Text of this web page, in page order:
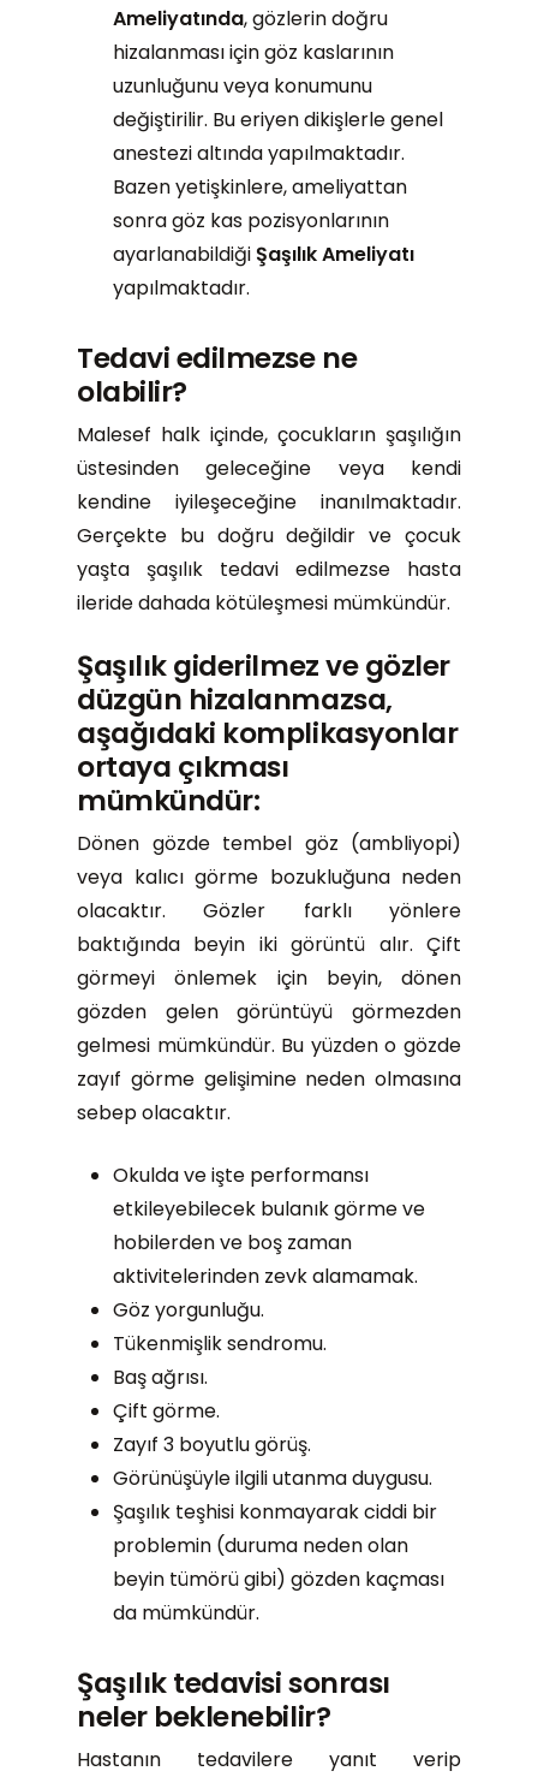
Ameliyatında, gözlerin doğru
hizalanması için göz kaslarının
uzunluğunu veya konumunu
değiştirilir. Bu eriyen dikişlerle genel
anestezi altında yapılmaktadır.
Bazen yetişkinlere, ameliyattan
sonra göz kas pozisyonlarının
ayarlanabildiği Şaşılık Ameliyatı
yapılmaktadır.
Tedavi edilmezse ne
olabilir?
Malesef halk içinde, çocukların şaşılığın
üstesinden geleceğine veya kendi
kendine iyileşeceğine inanılmaktadır.
Gerçekte bu doğru değildir ve çocuk
yaşta şaşılık tedavi edilmezse hasta
ileride dahada kötüleşmesi mümkündür.
Şaşılık giderilmez ve gözler
düzgün hizalanmazsa,
aşağıdaki komplikasyonlar
ortaya çıkması
mümkündür:
Dönen gözde tembel göz (ambliyopi)
veya kalıcı görme bozukluğuna neden
olacaktır. Gözler farklı yönlere
baktığında beyin iki görüntü alır. Çift
görmeyi önlemek için beyin, dönen
gözden gelen görüntüyü görmezden
gelmesi mümkündür. Bu yüzden o gözde
zayıf görme gelişimine neden olmasına
sebep olacaktır.
Okulda ve işte performansı
etkileyebilecek bulanık görme ve
hobilerden ve boş zaman
aktivitelerinden zevk alamamak.
Göz yorgunluğu.
Tükenmişlik sendromu.
Baş ağrısı.
Çift görme.
Zayıf 3 boyutlu görüş.
Görünüşüyle ​​ilgili utanma duygusu.
Şaşılık teşhisi konmayarak ciddi bir
problemin (duruma neden olan
beyin tümörü gibi) gözden kaçması
da mümkündür.
Şaşılık tedavisi sonrası
neler beklenebilir?
Hastanın tedavilere yanıt verip